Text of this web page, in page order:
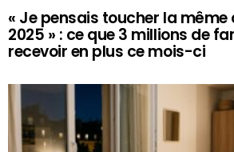
« Je pensais toucher la même
2025 » : ce que 3 millions de
recevoir en plus ce mois-ci